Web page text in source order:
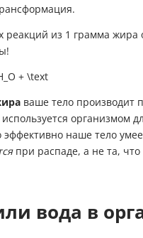
реакций из 1 грамма
+ \text
ваше тело производит
организмом
эффективно наше тело
при распаде, а не та, что
вода в